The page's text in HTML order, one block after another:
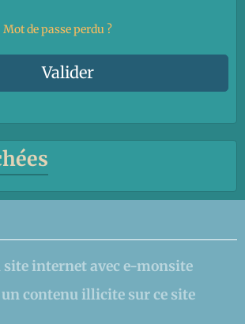
Mot de passe perdu ?
Valider
site internet avec e-monsite
contenu illicite sur ce site